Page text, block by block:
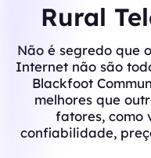
Rural
Não é segredo que
Internet não são
Blackfoot
melhores que
fatores, como
confiabilidade,